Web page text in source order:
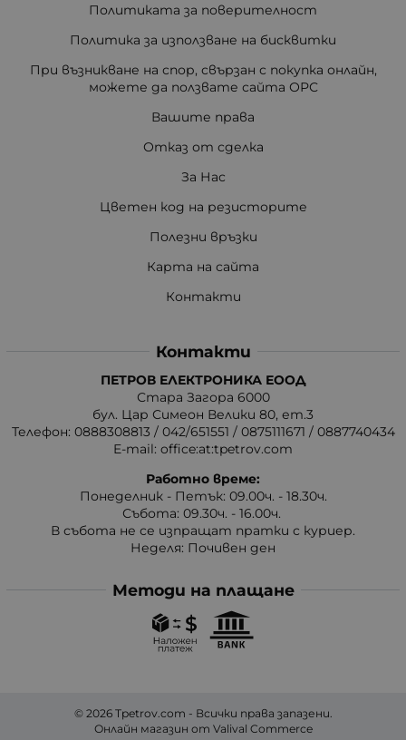
Политиката за поверителност
Политика за използване на бисквитки
При възникване на спор, свързан с покупка онлайн,
можете да ползвате сайта ОРС
Вашите права
Отказ от сделка
За Нас
Цветен код на резисторите
Полезни връзки
Карта на сайта
Контакти
Контакти
ПЕТРОВ ЕЛЕКТРОНИКА ЕООД
Стара Загора 6000
бул. Цар Симеон Велики 80, ет.3
Телефон: 0888308813 / 042/651551 / 0875111671 / 0887740434
E-mail: office:at:tpetrov.com
Работно време:
Понеделник - Петък: 09.00ч. - 18.30ч.
Събота: 09.30ч. - 16.00ч.
В събота не се изпращат пратки с куриер.
Неделя: Почивен ден
Методи на плащане
© 2026 Tpetrov.com - Всички права запазени.
Онлайн магазин от Valival Commerce